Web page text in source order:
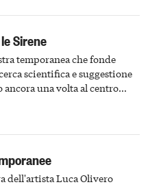
Sirene
temporanea che fonde
scientifica e suggestione
una volta al centro
del passato astigiano
dell'artista Luca Olivero